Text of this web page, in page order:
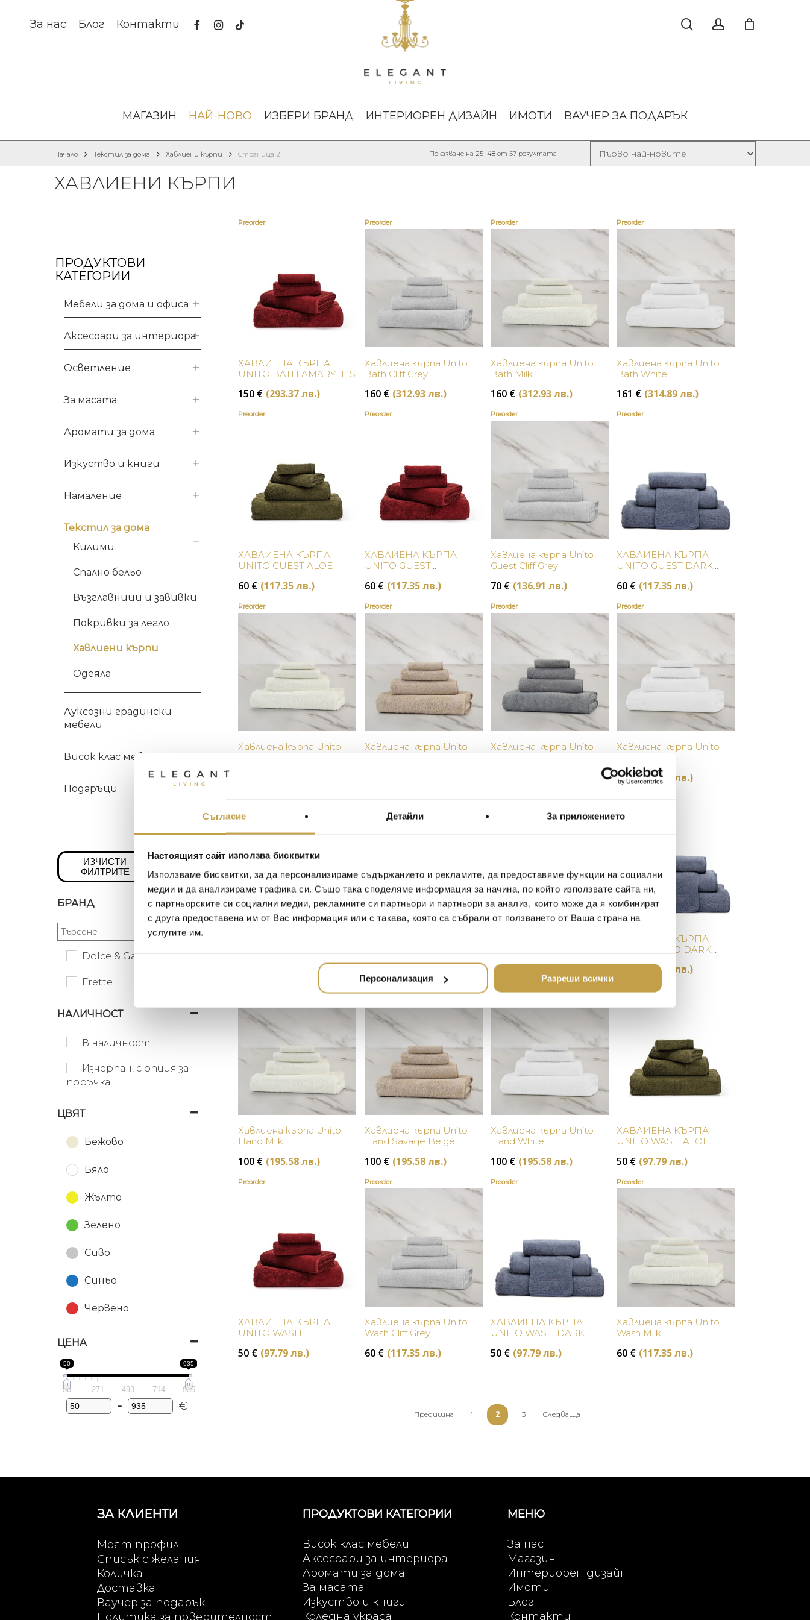
Съгласие Детайли За приложението
Настоящият сайт използва бисквитки
Използваме бисквитки, за да персонализираме съдържанието и рекламите, да предоставяме функции на социални
медии и да анализираме трафика си. Също така споделяме информация за начина, по който използвате сайта ни,
с партньорските си социални медии, рекламните си партньори и партньори за анализ, които може да я комбинират
с друга предоставена им от Вас информация или с такава, която са събрали от ползването от Ваша страна на
услугите им.
Персонализация Разреши всички
За нас Блог Контакти facebookinstagram
tiktok
МАГАЗИН НАЙ-НОВО ИЗБЕРИ БРАНД ИНТЕРИОРЕН ДИЗАЙН ИМОТИ ВАУЧЕР ЗА ПОДАРЪК
ХАВЛИЕНИ КЪРПИ
Показване на 25–48 от 57 резултата
Начало Текстил за дома Хавлиени кърпи Страница 2
ПРОДУКТОВИ
КАТЕГОРИИ
Мебели за дома и офиса
Аксесоари за интериора
Осветление
За масата
Аромати за дома
Изкуство и книги
Намаление
Текстил за дома
Килими
Спално бельо
Възглавници и завивки
Покривки за легло
Хавлиени кърпи
Одеяла
Луксозни градински
мебели
Висок клас мебели
Подаръци
ИЗЧИСТИ
ФИЛТРИТЕ
БРАНД
Dolce & Gabbana Casa
Frette
НАЛИЧНОСТ
В наличност
Изчерпан, с опция за
поръчка
ЦВЯТ
Бежово
Бяло
Жълто
Зелено
Сиво
Синьо
Червено
ЦЕНА
50 935
50 271 493 714 935
Minimum Price
- Maximum Price
€
Preorder
Купи
ХАВЛИЕНА КЪРПА
UNITO BATH AMARYLLIS
150 € (293.37 лв.)
Preorder
Купи
Хавлиена кърпа Unito
Bath Cliff Grey
160 € (312.93 лв.)
Preorder
Купи
Хавлиена кърпа Unito
Bath Milk
160 € (312.93 лв.)
Preorder
Купи
Хавлиена кърпа Unito
Bath White
161 € (314.89 лв.)
Preorder
Купи
ХАВЛИЕНА КЪРПА
UNITO GUEST ALOE
60 € (117.35 лв.)
Preorder
Купи
ХАВЛИЕНА КЪРПА
UNITO GUEST
60 € (117.35 лв.)
Preorder
Купи
Хавлиена кърпа Unito
Guest Cliff Grey
70 € (136.91 лв.)
Preorder
Купи
ХАВЛИЕНА КЪРПА
UNITO GUEST DARK
60 € (117.35 лв.)
Preorder
Купи
Хавлиена кърпа Unito
Preorder
Купи
Хавлиена кърпа Unito
Preorder
Купи
Хавлиена кърпа Unito
Preorder
Купи
Хавлиена кърпа Unito
70€ (136.91 лв.)
Preorder
(195.58 лв.)
Preorder
AMARYLLIS
Preorder
100
Preorder
Купи
ХАВЛИЕНА КЪРПА
UNITO HAND DARK
(176.02 лв.)
Купи
Хавлиена кърпа Unito
Hand Milk
100 € (195.58 лв.)
Купи
Хавлиена кърпа Unito
Hand Savage Beige
100 € (195.58 лв.)
Preorder
Купи
Хавлиена кърпа Unito
Hand White
100 € (195.58 лв.)
Купи
ХАВЛИЕНА КЪРПА
UNITO WASH ALOE
50 € (97.79 лв.)
Preorder
Купи
ХАВЛИЕНА КЪРПА
UNITO WASH
50 € (97.79 лв.)
Preorder
Купи
Хавлиена кърпа Unito
Wash Cliff Grey
60 € (117.35 лв.)
Preorder
Купи
ХАВЛИЕНА КЪРПА
UNITO WASH DARK
50 € (97.79 лв.)
Preorder
Купи
Хавлиена кърпа Unito
Wash Milk
60 € (117.35 лв.)
Предишна 1 2 3 Следваща
ЗА КЛИЕНТИ
Моят профил
Списък с желания
Количка
Доставка
Ваучер за подарък
Политика за поверителност
ПРОДУКТОВИ КАТЕГОРИИ
Висок клас мебели
Аксесоари за интериора
Аромати за дома
За масата
Изкуство и книги
Коледна украса
МЕНЮ
За нас
Магазин
Интериорен дизайн
Имоти
Блог
Контакти